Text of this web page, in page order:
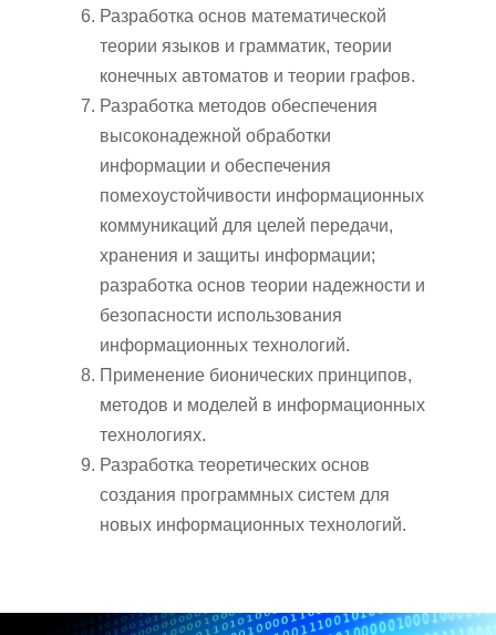
Разработка основ математической
теории языков и грамматик, теории
конечных автоматов и теории графов.
Разработка методов обеспечения
высоконадежной обработки
информации и обеспечения
помехоустойчивости информационных
коммуникаций для целей передачи,
хранения и защиты информации;
разработка основ теории надежности и
безопасности использования
информационных технологий.
Применение бионических принципов,
методов и моделей в информационных
технологиях.
Разработка теоретических основ
создания программных систем для
новых информационных технологий.